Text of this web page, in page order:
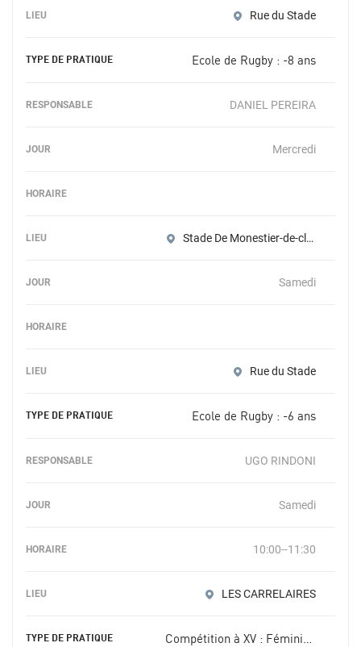
Rue du Stade
Ecole de Rugby : -8 ans
DANIEL PEREIRA
Mercredi
Stade De Monestier-de-clermont
Samedi
Rue du Stade
Ecole de Rugby : -6 ans
UGO RINDONI
Samedi
10:00--11:30
LES CARRELAIRES
Compétition à XV : Féminin -18 ans